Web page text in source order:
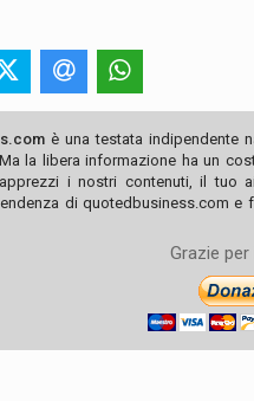
è una testata indipendente
la libera informazione ha un
i nostri contenuti, il tuo
di quotedbusiness.com
Grazie